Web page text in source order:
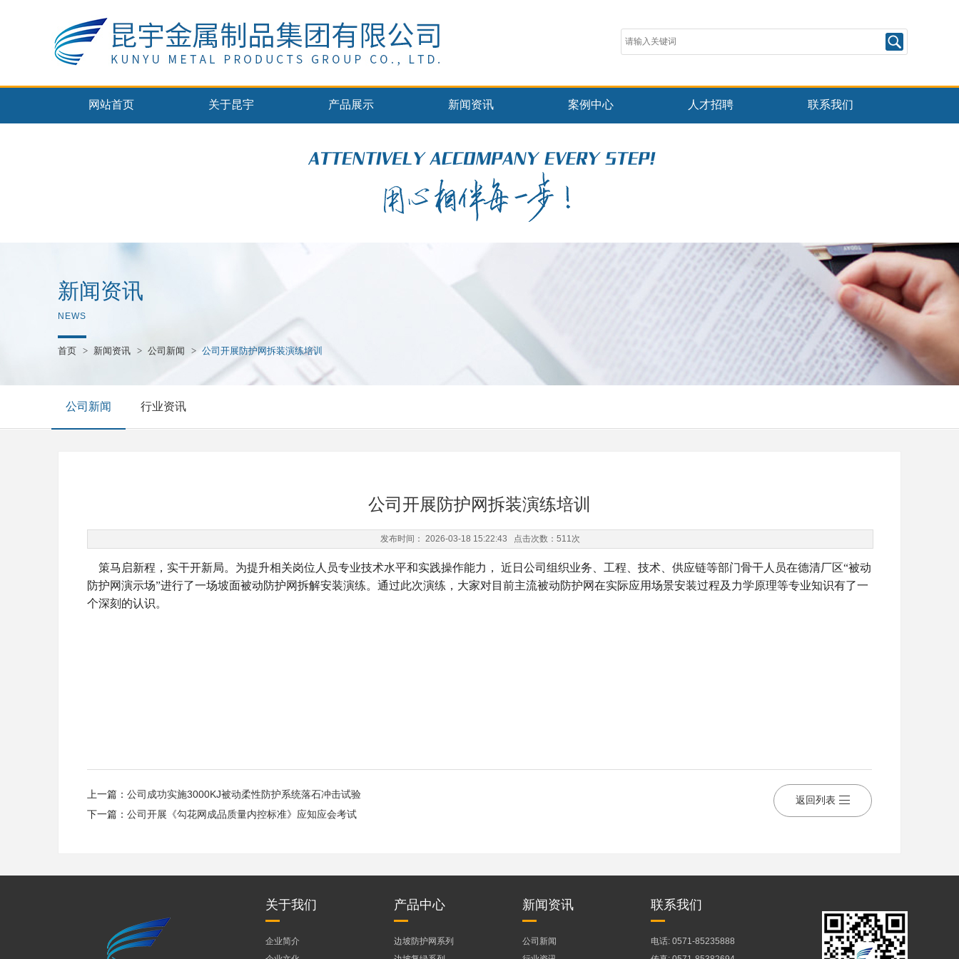
网站首页 关于昆宇 产品展示 新闻资讯 案例中心 人才招聘 联系我们
新闻资讯
NEWS
首页 > 新闻资讯 > 公司新闻 > 公司开展防护网拆装演练培训
公司新闻 行业资讯
公司开展防护网拆装演练培训
发布时间： 2026-03-18 15:22:43 点击次数： 511次
策马启新程，实干开新局。为提升相关岗位人员专业技术水平和实践操作能力， 近日公司组织业务、工程、技术、供应链等部门骨干人员在德清厂区“被动
防护网演示场”进行了一场坡面被动防护网拆解安装演练。通过此次演练，大家对目前主流被动防护网在实际应用场景安装过程及力学原理等专业知识有了一
个深刻的认识。
上一篇： 公司成功实施3000KJ被动柔性防护系统落石冲击试验
下一篇： 公司开展《勾花网成品质量内控标准》应知应会考试
返回列表
关于我们
企业简介
产品中心
边坡防护网系列
新闻资讯
公司新闻
联系我们
电话: 0571-85235888